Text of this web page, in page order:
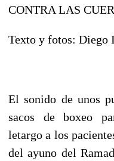
CONTRA LAS
Texto y fotos: Diego
El sonido de unos
sacos de boxeo
letargo a los
del ayuno del